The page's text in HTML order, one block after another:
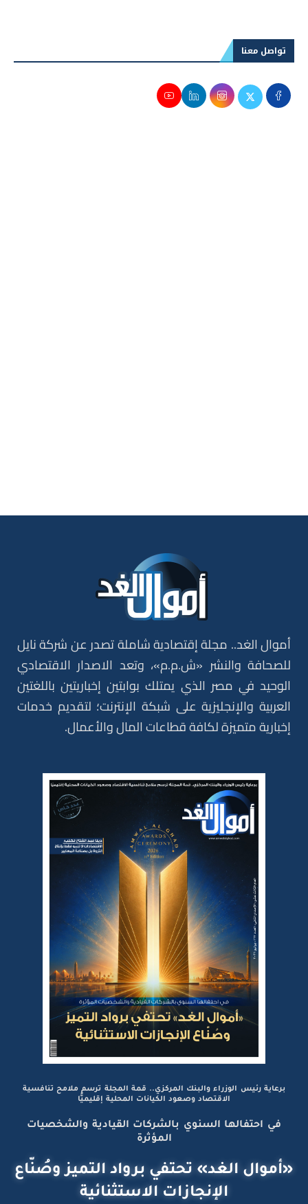
تواصل معنا
أموال الغد.. مجلة إقتصادية شاملة تصدر عن شركة نايل
للصحافة والنشر «ش.م.م»، وتعد الاصدار الاقتصادي
الوحيد في مصر الذي يمتلك بوابتين إخباريتين باللغتين
العربية والإنجليزية على شبكة الإنترنت؛ لتقديم خدمات
إخبارية متميزة لكافة قطاعات المال والأعمال.
برعاية رئيس الوزراء والبنك المركزي.. قمة المجلة ترسم ملامح تنافسية
الاقتصاد وصعود الكيانات المحلية إقليميًّا
في احتفالها السنوي بالشركات القيادية والشخصيات
المؤثرة
«أموال الغد» تحتفي برواد التميز وصُنّاع
الإنجازات الاستثنائية